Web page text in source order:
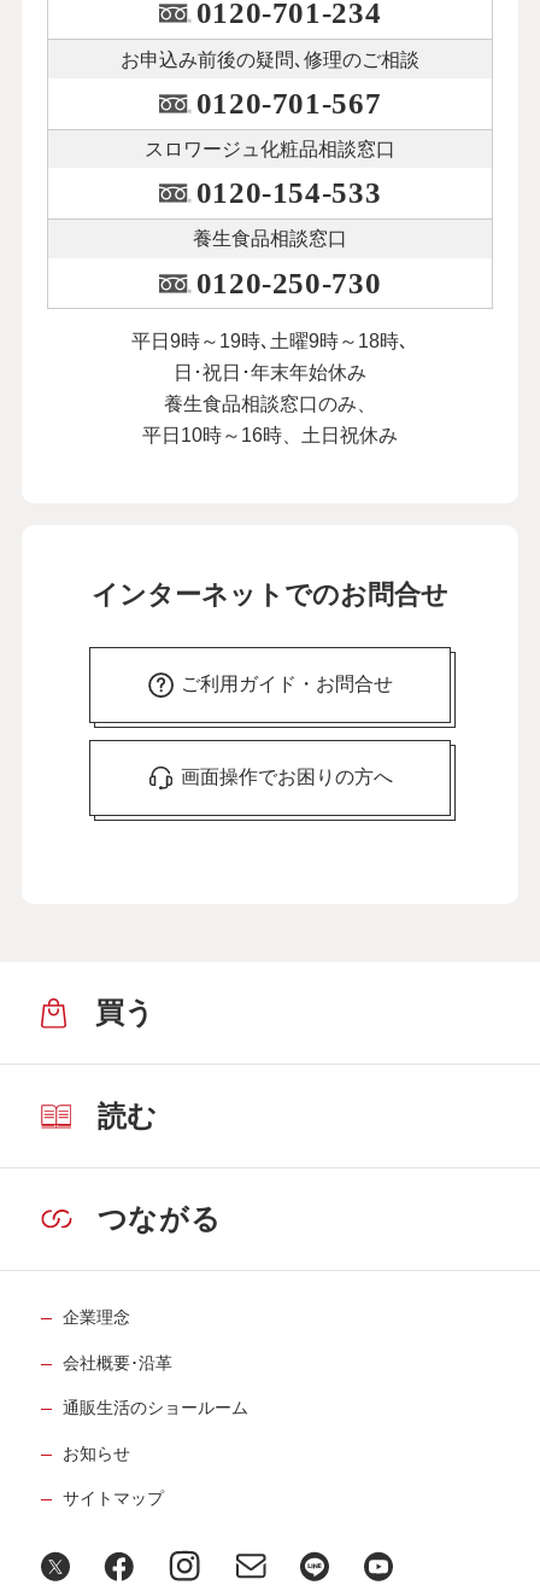
0120-701-234
お申込み前後の疑問､修理のご相談
0120-701-567
スロワージュ化粧品相談窓口
0120-154-533
養生食品相談窓口
0120-250-730
平日9時～19時､土曜9時～18時､
日･祝日･年末年始休み
養生食品相談窓口のみ、
平日10時～16時、土日祝休み
インターネットでのお問合せ
ご利用ガイド・お問合せ
画面操作でお困りの方へ
買う
読む
つながる
企業理念
会社概要･沿革
通販生活のショールーム
お知らせ
サイトマップ